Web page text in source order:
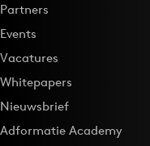
Partners
Events
Vacatures
Whitepapers
Nieuwsbrief
Adformatie Academy